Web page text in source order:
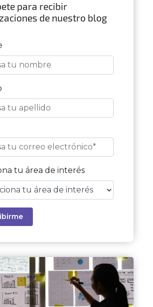
para recibir
de nuestro blog
tu área de interés